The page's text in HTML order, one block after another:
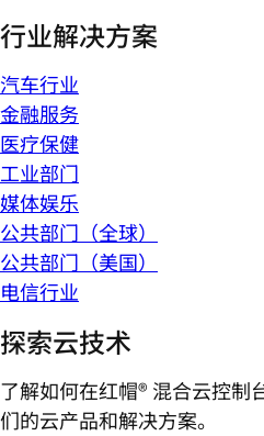
行业解决方案
汽车行业
金融服务
医疗保健
工业部门
媒体娱乐
公共部门（全球）
公共部门（美国）
电信行业
探索云技术
了解如何在红帽® 混合云控制
们的云产品和解决方案。